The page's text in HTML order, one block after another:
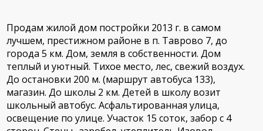
Продам жилой дом постройки 2013 г. в самом
лучшем, престижном районе в п. Таврово 7, до
города 5 км. Дом, земля в собственности. Дом
теплый и уютный. Тихое место, лес, свежий воздух.
До остановки 200 м. (маршрут автобуса 133),
магазин. До школы 2 км. Детей в школу возит
школьный автобус. Асфальтированная улица,
освещение по улице. Участок 15 соток, забор с 4